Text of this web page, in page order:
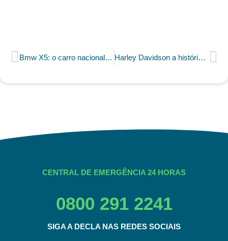
Bmw X5: o carro nacional mais caro de 2019 Harley Davidson a história de uma lenda
CENTRAL DE EMERGÊNCIA 24 HORAS
0800 291 2241
SIGA A DECLA NAS REDES SOCIAIS